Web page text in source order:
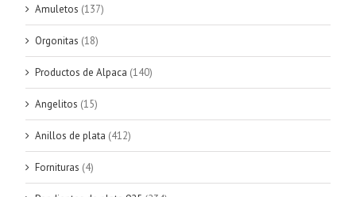
Amuletos (137)
Orgonitas (18)
Productos de Alpaca (140)
Angelitos (15)
Anillos de plata (412)
Fornituras (4)